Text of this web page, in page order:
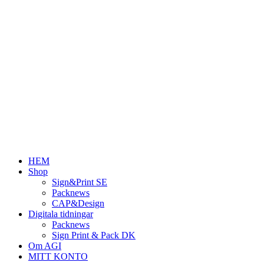
HEM
Shop
Sign&Print SE
Packnews
CAP&Design
Digitala tidningar
Packnews
Sign Print & Pack DK
Om AGI
MITT KONTO